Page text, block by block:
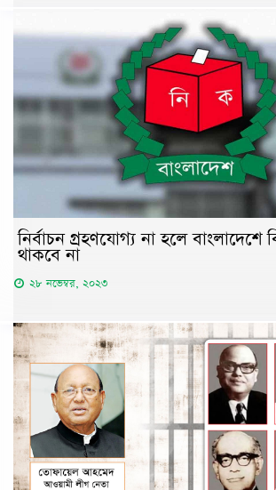
নির্বাচন গ্রহণযোগ্য না হলে বাংলাদেশে
থাকবে না
২৮ নভেম্বর, ২০২৩